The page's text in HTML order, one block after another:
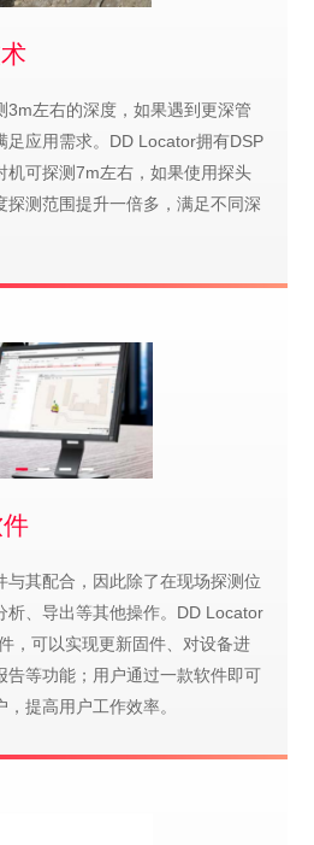
3m左右的深度，如果遇到更深管
足应用需求。DD Locator拥有DSP
机可探测7m左右，如果使用探头
探测范围提升一倍多，满足不同深
与其配合，因此除了在现场探测位
析、导出等其他操作。DD Locator
，可以实现更新固件、对设备进
告等功能；用户通过一款软件即可
提高用户工作效率。